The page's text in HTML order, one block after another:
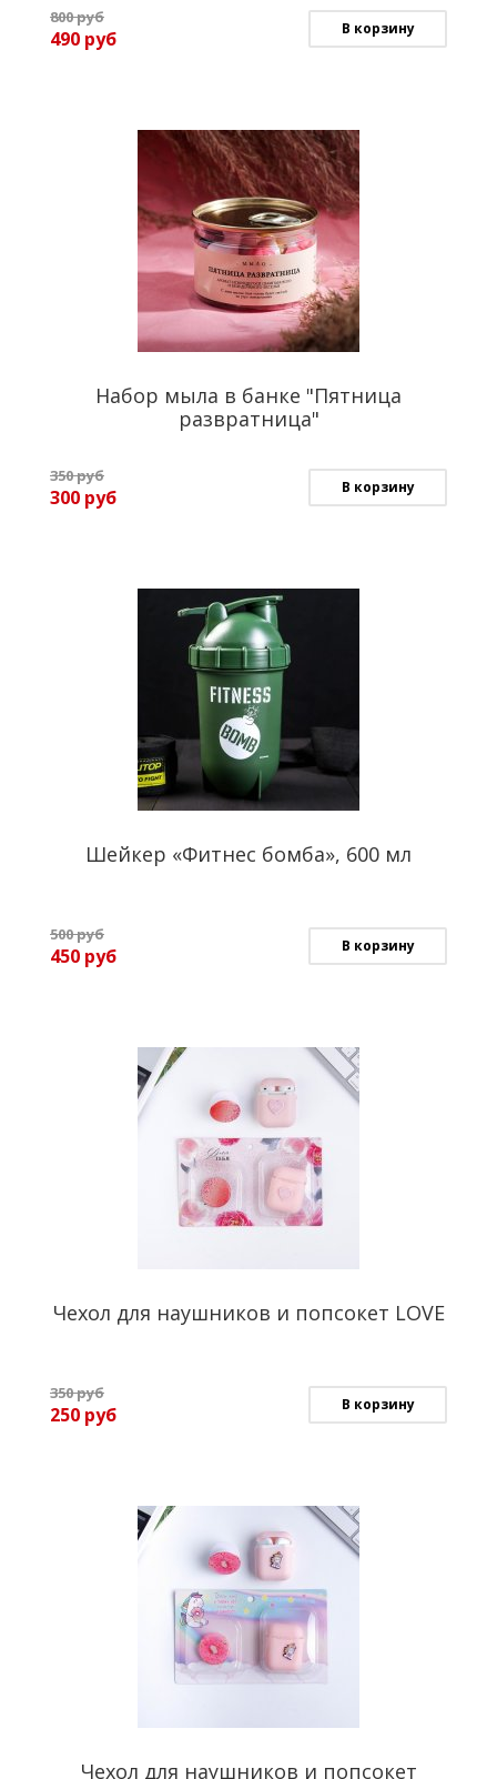
800руб
490 руб В корзину
Набор мыла в банке "Пятница
развратница"
350руб
300 руб В корзину
Шейкер «Фитнес бомба», 600 мл
500руб
450 руб В корзину
Чехол для наушников и попсокет LOVE
350руб
250 руб В корзину
Чехол для наушников и попсокет